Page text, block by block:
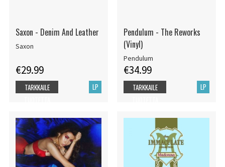
Saxon - Denim And Leather
Saxon
€29.99
LP
TARKKAILE
Pendulum - The Reworks
(Vinyl)
Pendulum
€34.99
LP
TARKKAILE